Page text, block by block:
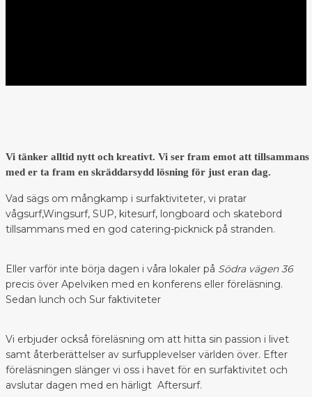
Vi tänker alltid nytt och kreativt. Vi ser fram emot att tillsammans
med er ta fram en skräddarsydd lösning för just eran dag.
Vad sägs om mångkamp i surfaktiviteter, vi pratar
vågsurf,Wingsurf, SUP, kitesurf, longboard och skatebord
tillsammans med en god catering-picknick på stranden.
Eller varför inte börja dagen i våra lokaler på Södra vägen 36
precis över Apelviken med en konferens eller föreläsning.
Sedan lunch och Sur faktiviteter
Vi erbjuder också föreläsning om att hitta sin passion i livet
samt återberättelser av surfupplevelser världen över. Efter
föreläsningen slänger vi oss i havet för en surfaktivitet och
avslutar dagen med en härligt Aftersurf.